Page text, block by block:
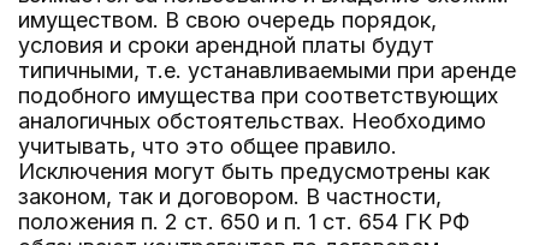
имуществом. В свою очередь порядок,
условия и сроки арендной платы будут
типичными, т.е. устанавливаемыми при аренде
подобного имущества при соответствующих
аналогичных обстоятельствах. Необходимо
учитывать, что это общее правило.
Исключения могут быть предусмотрены как
законом, так и договором. В частности,
положения п. 2 ст. 650 и п. 1 ст. 654 ГК РФ